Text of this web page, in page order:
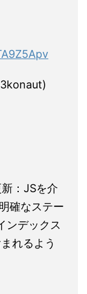
：JSを介
確なステー
ンデックス
れるよう